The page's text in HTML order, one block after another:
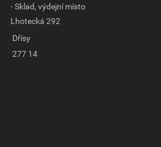
- Sklad, výdejní místo
Lhotecká 292
Dřísy
277 14